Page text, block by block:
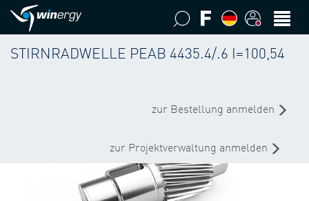
STIRNRADWELLE PEAB 4435.4/.6 I=100,54
zur Bestellung anmelden
zur Projektverwaltung anmelden